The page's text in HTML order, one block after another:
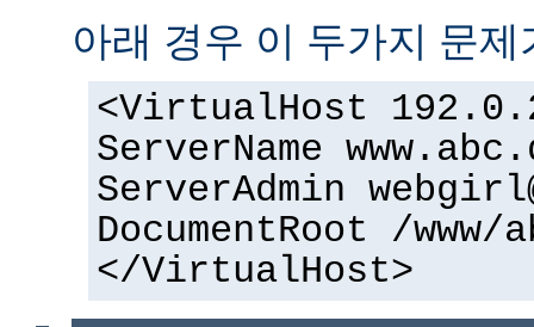
아래 경우 이 두가지 문제
<VirtualHost
ServerName
ServerAdmin
DocumentRoot /www/
</VirtualHost>